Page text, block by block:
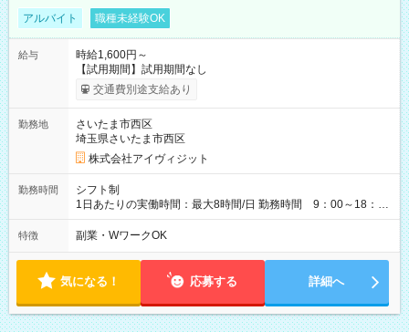
アルバイト 職種未経験OK
給与
時給1,600円～
【試用期間】試用期間なし
交通費別途支給あり
勤務地
さいたま市西区
埼玉県さいたま市西区
株式会社アイヴィジット
勤務時間
シフト制
1日あたりの実働時間：最大8時間/日 勤務時間 9：00～18：
00(実働8h、休憩1h) 土日祝含む週3日～OK、シフト制 ※もちろ
ん週5日勤務もOK♪ 勤務期間：2026年8月12日～9月9日※リスト
特徴 副業・WワークOK
気になる！ 応募する 詳細へ